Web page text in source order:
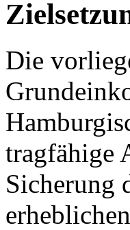
Die
tragfähige
Sicherung